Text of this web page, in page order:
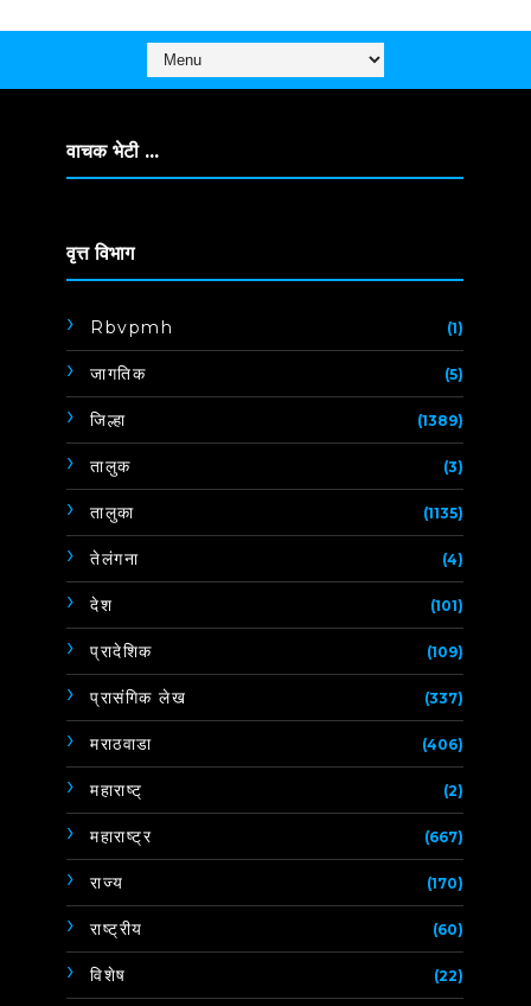
वाचक भेटी ...
वृत्त विभाग
Rbvpmh (1)
जागतिक (5)
जिल्हा (1389)
तालुक (3)
तालुका (1135)
तेलंगना (4)
देश (101)
प्रादेशिक (109)
प्रासंगिक लेख (337)
मराठवाडा (406)
महाराष्ट् (2)
महाराष्ट्र (667)
राज्य (170)
राष्ट्रीय (60)
विशेष (22)